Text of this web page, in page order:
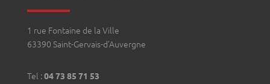
1 rue Fontaine de la Ville
63390 Saint-Gervais-d’Auvergne
Tel :04 73 85 71 53